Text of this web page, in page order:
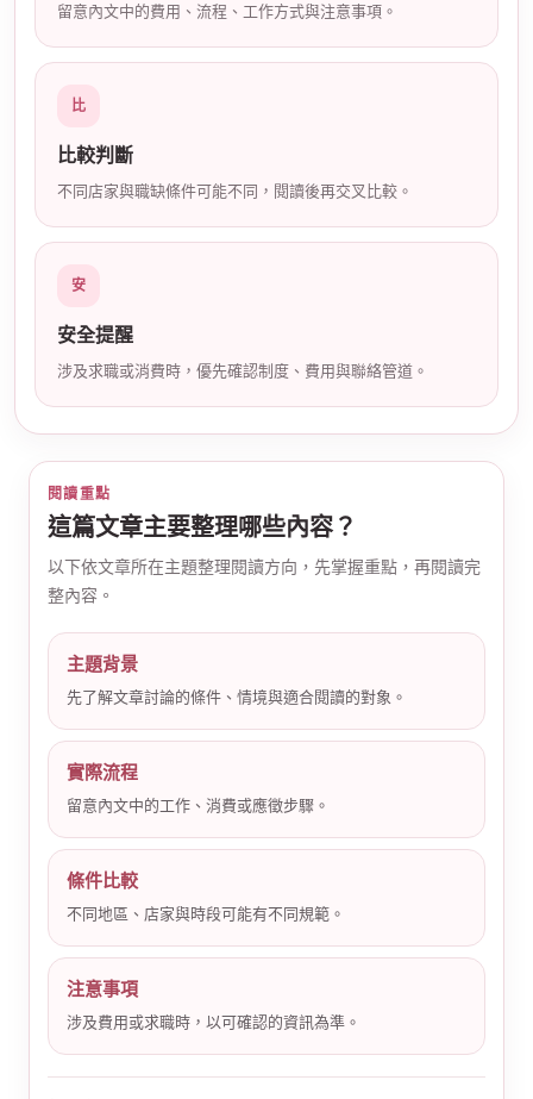
留意內文中的費用、流程、工作方式與注意事項。
比
比較判斷
不同店家與職缺條件可能不同，閱讀後再交叉比較。
安
安全提醒
涉及求職或消費時，優先確認制度、費用與聯絡管道。
閱讀重點
這篇文章主要整理哪些內容？
以下依文章所在主題整理閱讀方向，先掌握重點，再閱讀完
整內容。
主題背景
先了解文章討論的條件、情境與適合閱讀的對象。
實際流程
留意內文中的工作、消費或應徵步驟。
條件比較
不同地區、店家與時段可能有不同規範。
注意事項
涉及費用或求職時，以可確認的資訊為準。